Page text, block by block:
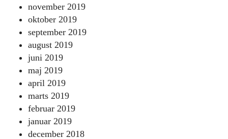
november 2019
oktober 2019
september 2019
august 2019
juni 2019
maj 2019
april 2019
marts 2019
februar 2019
januar 2019
december 2018